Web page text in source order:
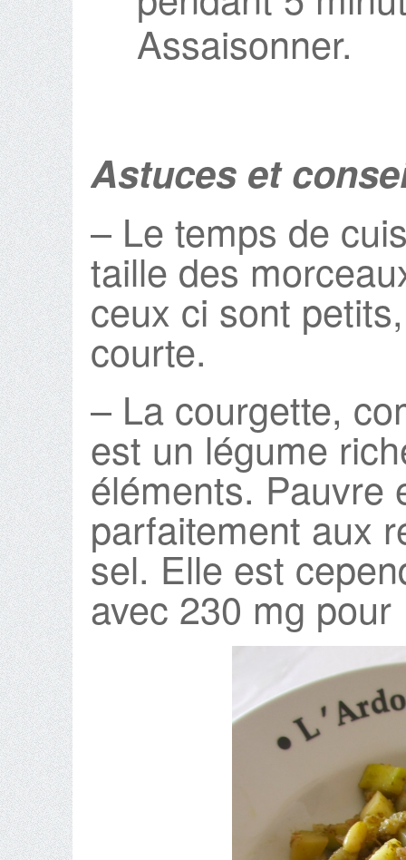
Assaisonner.
Astuces et
– Le temps de
taille des
ceux ci sont
courte.
– La courgette,
est un légume
éléments. Pauvre
parfaitement aux
sel. Elle est
avec 230 mg pour